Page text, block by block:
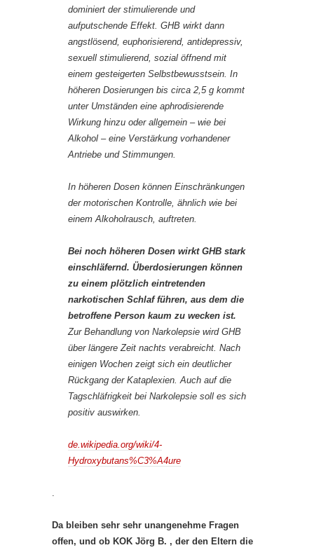
dominiert der stimulierende und
aufputschende Effekt. GHB wirkt dann
angstlösend, euphorisierend, antidepressiv,
sexuell stimulierend, sozial öffnend mit
einem gesteigerten Selbstbewusstsein. In
höheren Dosierungen bis circa 2,5 g kommt
unter Umständen eine aphrodisierende
Wirkung hinzu oder allgemein – wie bei
Alkohol – eine Verstärkung vorhandener
Antriebe und Stimmungen.
In höheren Dosen können Einschränkungen
der motorischen Kontrolle, ähnlich wie bei
einem Alkoholrausch, auftreten.
Bei noch höheren Dosen wirkt GHB stark
einschläfernd. Überdosierungen können
zu einem plötzlich eintretenden
narkotischen Schlaf führen, aus dem die
betroffene Person kaum zu wecken ist.
Zur Behandlung von Narkolepsie wird GHB
über längere Zeit nachts verabreicht. Nach
einigen Wochen zeigt sich ein deutlicher
Rückgang der Kataplexien. Auch auf die
Tagschläfrigkeit bei Narkolepsie soll es sich
positiv auswirken.
de.wikipedia.org/wiki/4-
Hydroxybutans%C3%A4ure
.
Da bleiben sehr sehr unangenehme Fragen
offen, und ob KOK Jörg B. , der den Eltern die